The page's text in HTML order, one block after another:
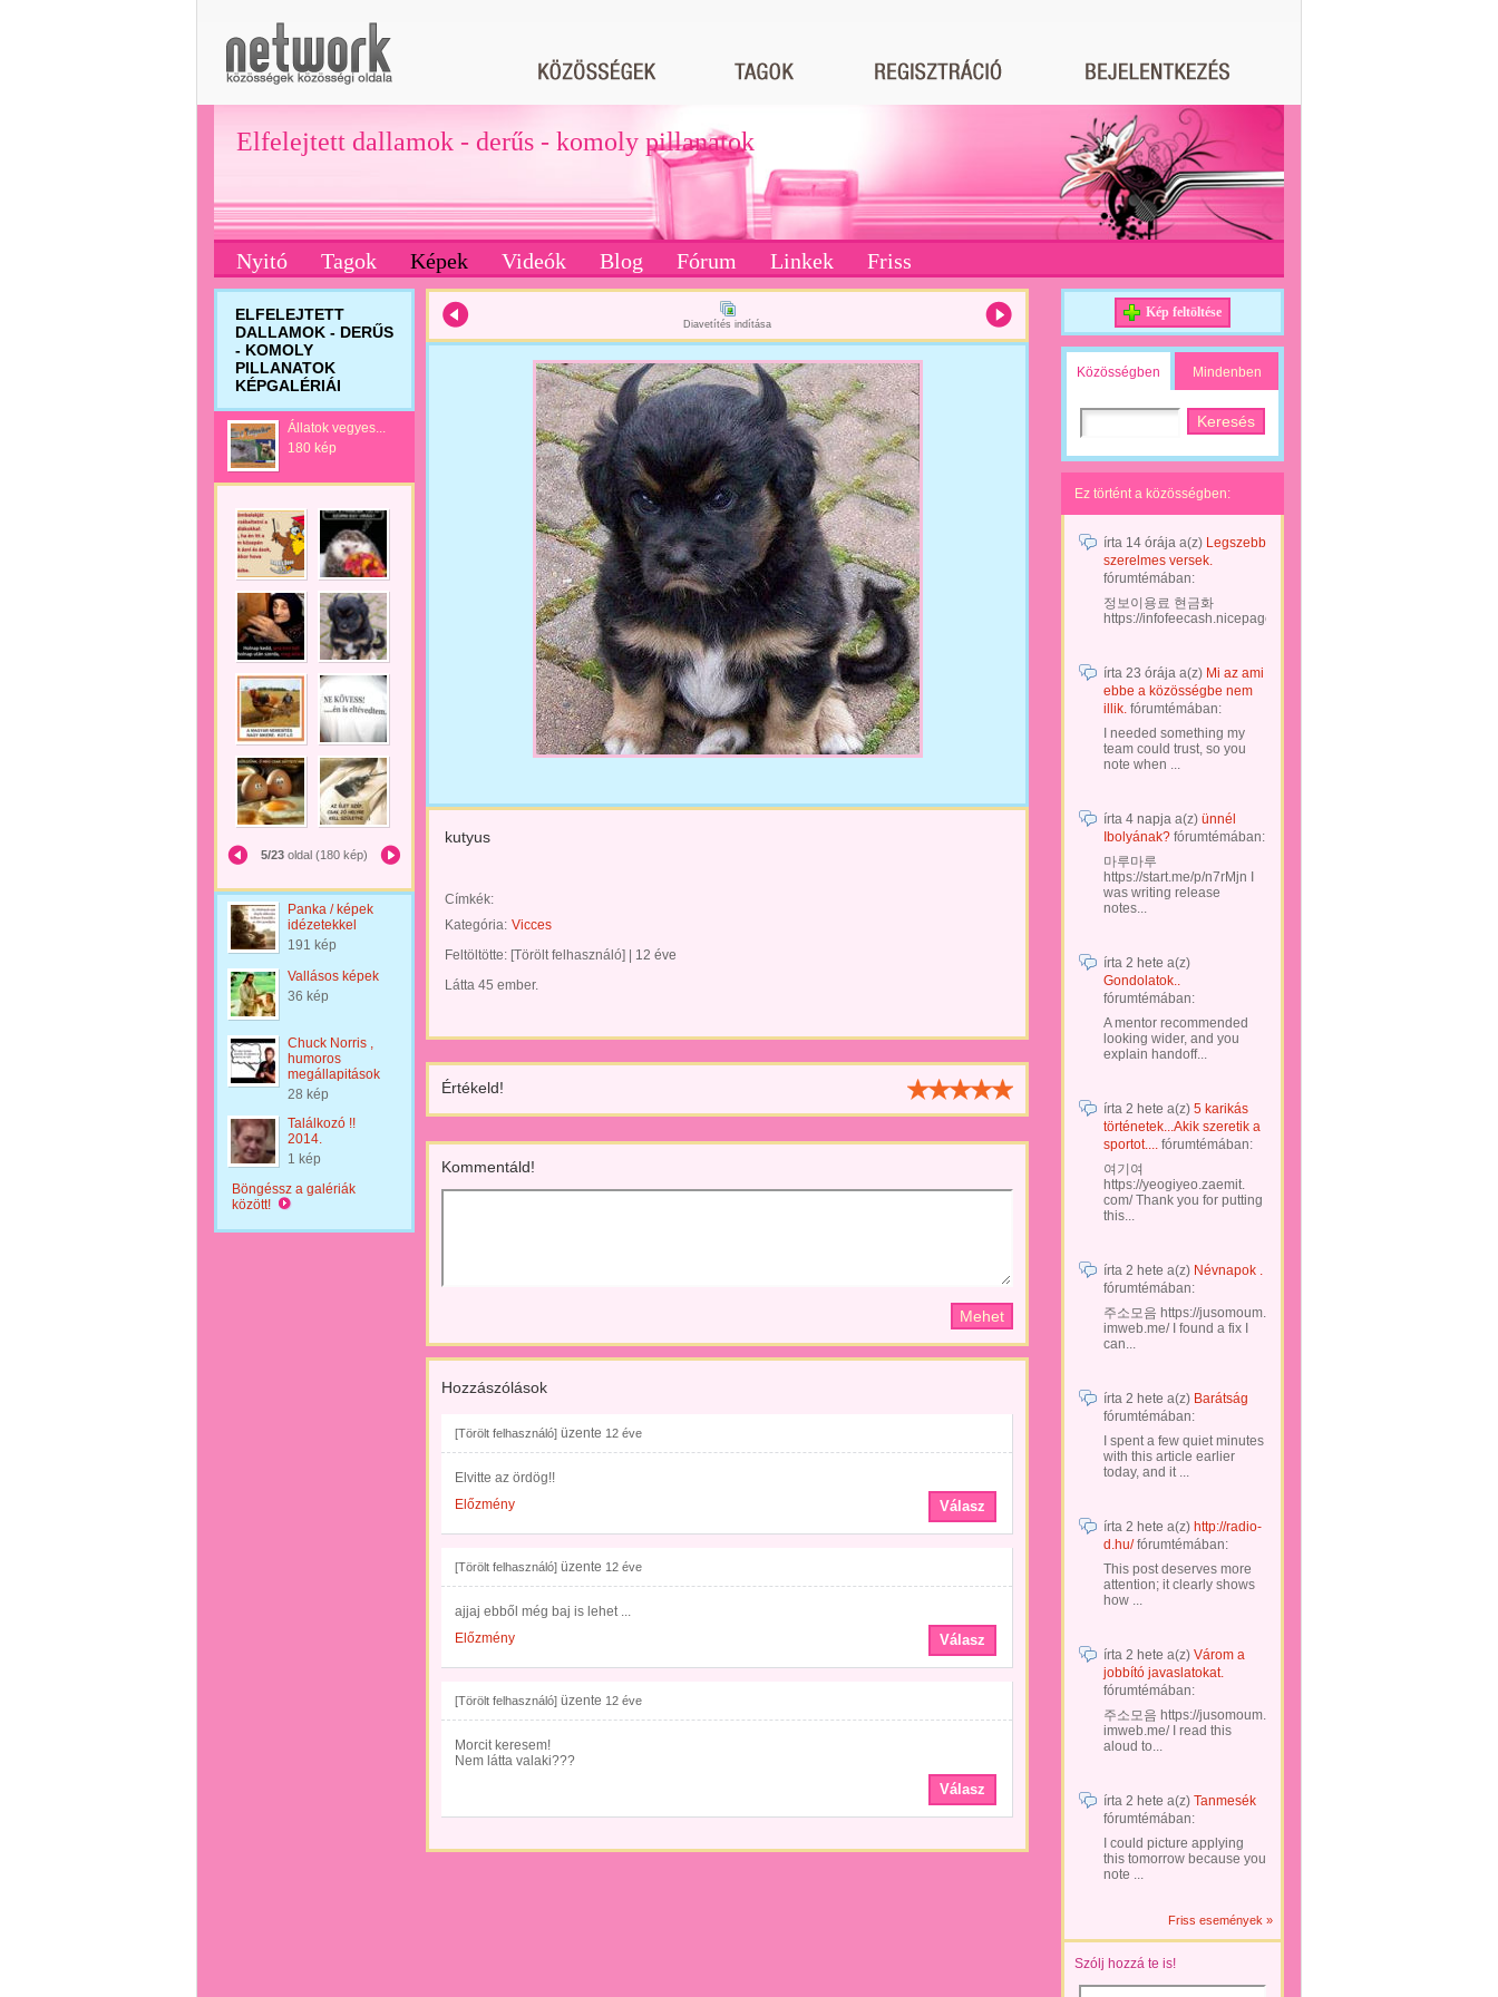
Elfelejtett dallamok - derűs - komoly pillanatok
Nyitó Tagok Képek Videók Blog Fórum Linkek Friss
ELFELEJTETT
DALLAMOK - DERŰS
- KOMOLY
PILLANATOK
KÉPGALÉRIÁI
Állatok vegyes...
180 kép
5/23 oldal (180 kép)
Panka / képek
idézetekkel
191 kép
Vallásos képek
36 kép
Chuck Norris ,
humoros
megállapitások
28 kép
Találkozó !!
2014.
1 kép
Böngéssz a galériák
között!
Diavetítés indítása
kutyus
Címkék:
Kategória: Vicces
Feltöltötte: [Törölt felhasználó]
12 éve
Látta 45 ember.
Értékeld!
Kommentáld!
Hozzászólások
[Törölt felhasználó] üzente 12 éve
Elvitte az ördög!!
Előzmény
Válasz
[Törölt felhasználó] üzente 12 éve
ajjaj ebből még baj is lehet ...
Előzmény
Válasz
[Törölt felhasználó] üzente 12 éve
Morcit keresem!
Nem látta valaki???
Válasz
Kép feltöltése
Közösségben Mindenben
Ez történt a közösségben:
írta 14 órája a(z) Legszebb
szerelmes versek.
fórumtémában:
정보이용료 현금화
https://infofeecash.nicepage...
írta 23 órája a(z) Mi az ami
ebbe a közösségbe nem
illik. fórumtémában:
I needed something my
team could trust, so you
note when ...
írta 4 napja a(z) ünnél
Ibolyának? fórumtémában:
마루마루
https://start.me/p/n7rMjn I
was writing release
notes...
írta 2 hete a(z)
Gondolatok..
fórumtémában:
A mentor recommended
looking wider, and you
explain handoff...
írta 2 hete a(z) 5 karikás
történetek...Akik szeretik a
sportot.... fórumtémában:
여기여
https://yeogiyeo.zaemit.
com/ Thank you for putting
this...
írta 2 hete a(z) Névnapok .
fórumtémában:
주소모음 https://jusomoum.
imweb.me/ I found a fix I
can...
írta 2 hete a(z) Barátság
fórumtémában:
I spent a few quiet minutes
with this article earlier
today, and it ...
írta 2 hete a(z) http://radio-
d.hu/fórumtémában:
This post deserves more
attention; it clearly shows
how ...
írta 2 hete a(z) Várom a
jobbító javaslatokat.
fórumtémában:
주소모음 https://jusomoum.
imweb.me/ I read this
aloud to...
írta 2 hete a(z) Tanmesék
fórumtémában:
I could picture applying
this tomorrow because you
note ...
Friss események »
Szólj hozzá te is!